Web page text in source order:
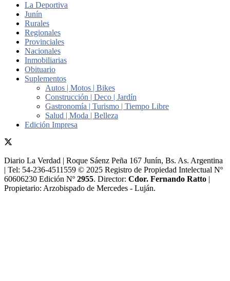
La Deportiva
Junín
Rurales
Regionales
Provinciales
Nacionales
Inmobiliarias
Obituario
Suplementos
Autos | Motos | Bikes
Construcción | Deco | Jardín
Gastronomía | Turismo | Tiempo Libre
Salud | Moda | Belleza
Edición Impresa
Diario La Verdad | Roque Sáenz Peña 167 Junín, Bs. As. Argentina
| Tel: 54-236-4511559 © 2025 Registro de Propiedad Intelectual Nº
60606230 Edición Nº 2955. Director:​ Cdor. Fernando Ratto |
Propietario:​ Arzobispado de Mercedes - Luján.